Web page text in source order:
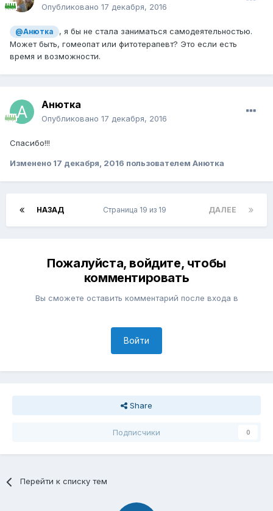
Опубликовано 17 декабря, 2016
@Анютка
, я бы не стала заниматься самодеятельностью.
Может быть, гомеопат или фитотерапевт? Это если есть
время и возможности.
Анютка
Опубликовано 17 декабря, 2016
Спасибо!!!
Изменено 17 декабря, 2016 пользователем Анютка
НАЗАД ДАЛЕЕ
Страница 19 из 19
Пожалуйста, войдите, чтобы
комментировать
Вы сможете оставить комментарий после входа в
Войти
Share
Подписчики 0
Перейти к списку тем